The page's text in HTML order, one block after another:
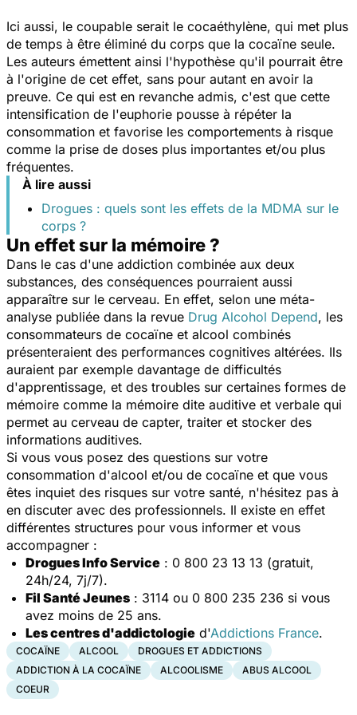
Ici aussi, le coupable serait le cocaéthylène, qui met plus
de temps à être éliminé du corps que la cocaïne seule.
Les auteurs émettent ainsi l'hypothèse qu'il pourrait être
à l'origine de cet effet, sans pour autant en avoir la
preuve. Ce qui est en revanche admis, c'est que cette
intensification de l'euphorie pousse à répéter la
consommation et favorise les comportements à risque
comme la prise de doses plus importantes et/ou plus
fréquentes.
À lire aussi
Drogues : quels sont les effets de la MDMA sur le
corps ?
Un effet sur la mémoire ?
Dans le cas d'une addiction combinée aux deux
substances, des conséquences pourraient aussi
apparaître sur le cerveau. En effet, selon une méta-
analyse publiée dans la revue Drug Alcohol Depend, les
consommateurs de cocaïne et alcool combinés
présenteraient des performances cognitives altérées. Ils
auraient par exemple davantage de difficultés
d'apprentissage, et des troubles sur certaines formes de
mémoire comme la mémoire dite auditive et verbale qui
permet au cerveau de capter, traiter et stocker des
informations auditives.
Si vous vous posez des questions sur votre
consommation d'alcool et/ou de cocaïne et que vous
êtes inquiet des risques sur votre santé, n'hésitez pas à
en discuter avec des professionnels. Il existe en effet
différentes structures pour vous informer et vous
accompagner :
Drogues Info Service : 0 800 23 13 13 (gratuit,
24h/24, 7j/7).
Fil Santé Jeunes : 3114 ou 0 800 235 236 si vous
avez moins de 25 ans.
Les centres d'addictologie d'Addictions France.
COCAÏNE ALCOOL
DROGUES ET ADDICTIONS
ADDICTION À LA COCAÏNE
ALCOOLISME
ABUS ALCOOL
COEUR